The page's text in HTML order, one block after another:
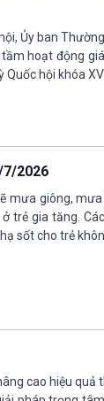
Ủy ban
hoạt động
hội khóa
2026
mưa giông,
trẻ gia tăng.
sốt cho trẻ
cao hiệu